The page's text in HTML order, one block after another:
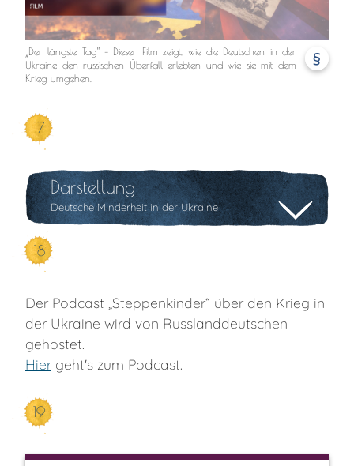
§
„Der längste Tag“ – Dieser Film zeigt, wie die Deutschen in der
Ukraine den russischen Überfall erlebten und wie sie mit dem
Krieg umgehen.
17
Darstellung
Deutsche Minderheit in der Ukraine
18
Der Podcast „Steppenkinder“ über den Krieg in
der Ukraine wird von Russlanddeutschen
gehostet.
Hiergeht's zum Podcast.
19